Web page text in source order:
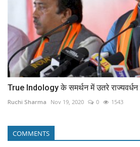
True Indology के समर्थन में उतरे राज्यवर्धन
Ruchi Sharma Nov 19, 2020 0 1543
COMMENTS